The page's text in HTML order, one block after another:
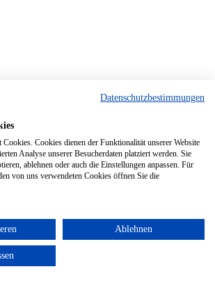
Datenschutzbestimmungen
Cookies. Cookies dienen der Funktionalität unserer Website
Analyse unserer Besucherdaten platziert werden. Sie
ablehnen oder auch die Einstellungen anpassen. Für
von uns verwendeten Cookies öffnen Sie die
Ablehnen